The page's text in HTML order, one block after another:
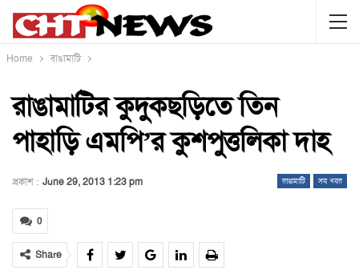
Home রাঙামাটি
রাঙামাটির কুদুকছড়িতে তিন
পাহাড়ি এমপি’র কুশপুত্তলিকা দাহ
রাঙামাটি সব খবর
প্রকাশ : June 29, 2013 1:23 pm
0
Share